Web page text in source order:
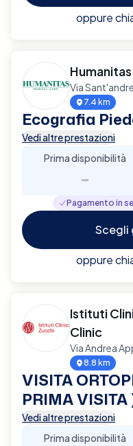
oppure
Via
7.4 km
Ecografia
Vedi altre prestazioni
Prima disponibilità
-
Pagamento in
Scegli
oppure
Istituti
Clinic
Via Andrea
8.8 km
VISITA
PRIMA VISITA
Vedi altre prestazioni
Prima disponibilità